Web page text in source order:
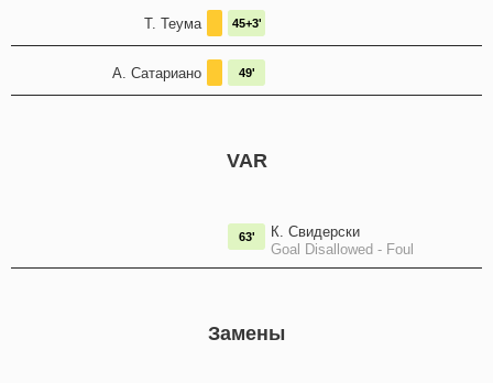
Т. Теума 45+3'
А. Сатариано 49'
VAR
К. Свидерски
Goal Disallowed - Foul
63'
Замены